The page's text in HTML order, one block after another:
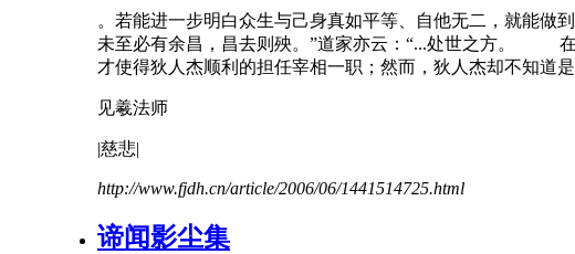
。若能进一步明白众生与己身真如平等、自他无二，就能做到
未至必有余昌，昌去则殃。”道家亦云：“...处世之方。 在
才使得狄人杰顺利的担任宰相一职；然而，狄人杰却不知道
见羲法师
|慈悲|
http://www.fjdh.cn/article/2006/06/1441514725.html
谛闻影尘集